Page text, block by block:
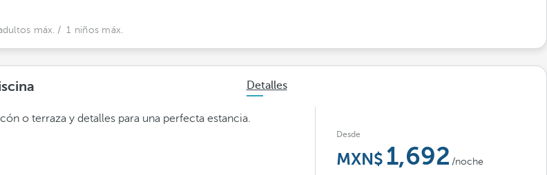
máx. / 1 niños máx.
Detalles
o terraza y detalles para una perfecta estancia.
Desde
1,692 /noche